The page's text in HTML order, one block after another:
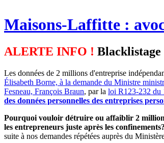
Maisons-Laffitte :
ALERTE INFO !
Les données de 2 millions d'entreprise
Élisabeth Borne, à la demande du Ministre
Fesneau, François Braun, par la loi R123-232 du
des données personnelles des entreprises
Pourquoi vouloir détruire ou affaiblir 2
les entrepreneurs juste après les
suite à nos demandes répétées auprès du